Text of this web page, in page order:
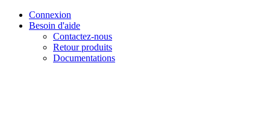
Connexion
Besoin d'aide
Contactez-nous
Retour produits
Documentations